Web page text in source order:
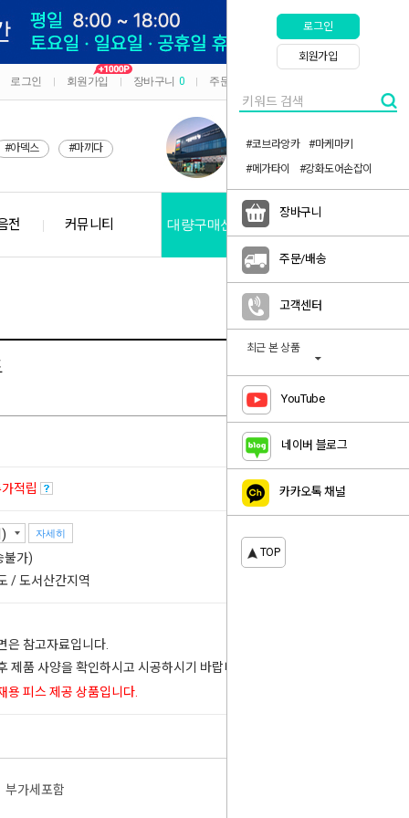
로그인 회원가입 장바구니 0 주문/배송
#아덱스 #마끼다
전 커뮤니티 대량구매신청
로그인
회원가입
#코브라앙카
#마케마키
#메가타이
#강화도어손잡이
장바구니
주문/배송
고객센터
최근 본 상품
YouTube
네이버 블로그
카카오톡 채널
TOP
적립
자세히
불가)
/ 도서산간지역
은 참고자료입니다.
제품 사양을 확인하시고 시공하시기 바랍니다.
용 피스 제공 상품입니다.
부가세포함